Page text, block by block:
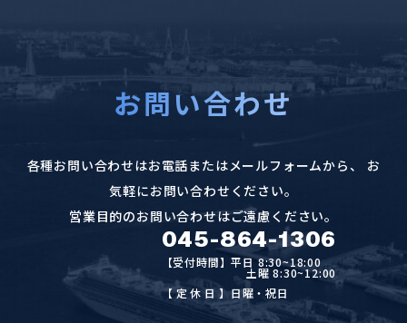
お問い合わせ
各種お問い合わせはお電話またはメールフォームから、
お
気軽にお問い合わせください。
営業目的のお問い合わせはご遠慮ください。
045-864-1306
【受付時間】平日 8:30~18:00
土曜 8:30~12:00
【定休日】日曜・祝日